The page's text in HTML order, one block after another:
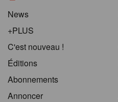
News
+PLUS
C'est nouveau !
Éditions
Abonnements
Annoncer